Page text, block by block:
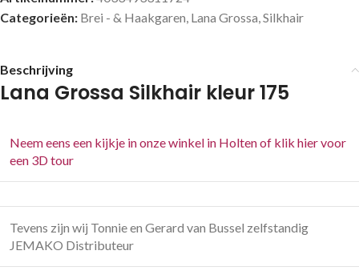
Categorieën: Brei - & Haakgaren, Lana Grossa,Silkhair
Beschrijving
Lana Grossa Silkhair kleur 175
Neem eens een kijkje in onze winkel in Holten of klik hier voor
een 3D tour
Tevens zijn wij Tonnie en Gerard van Bussel zelfstandig
JEMAKO Distributeur